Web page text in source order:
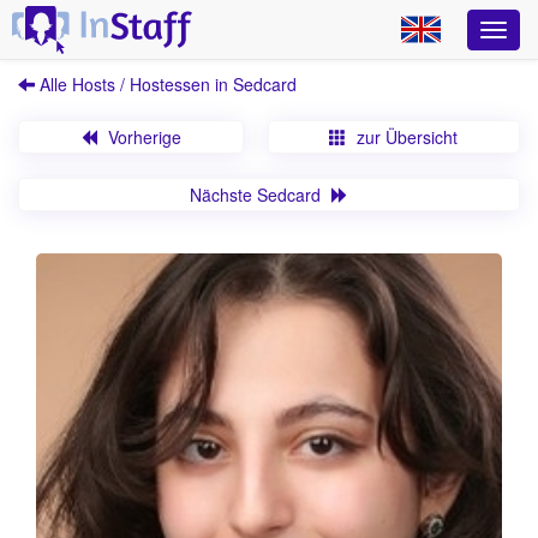
Alle Hosts / Hostessen in Sedcard
Vorherige zur Übersicht
Nächste Sedcard